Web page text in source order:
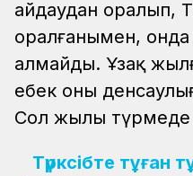
айдаудан оралып,
оралғанымен,
алмайды. Ұзақ
еңбек оның
Сол жылы түрмеде
Түрксібте тұған